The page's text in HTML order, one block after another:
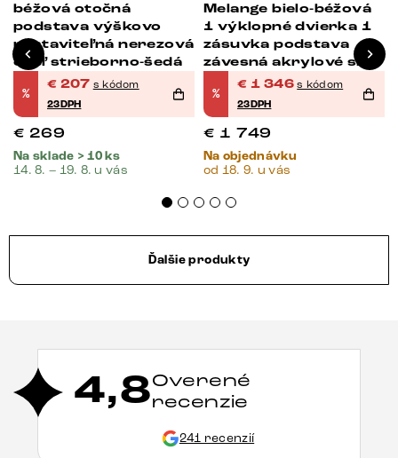
béžová otočná
podstava výškovo
nastaviteľná nerezová
oceľ strieborno-šedá
%
€ 207 s kódom
23DPH
€ 269
Na sklade > 10 ks
14. 8. – 19. 8. u vás
Melange bielo-béžová
1 výklopné dvierka 1
zásuvka podstava
závesná akrylové sklo
%
€ 1 346 s kódom
23DPH
€ 1 749
Na objednávku
od 18. 9. u vás
Ďalšie produkty
4,8Overené
recenzie
241 recenzií